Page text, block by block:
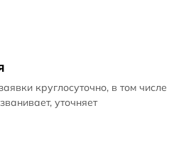
круглосуточно, в том числе
уточняет